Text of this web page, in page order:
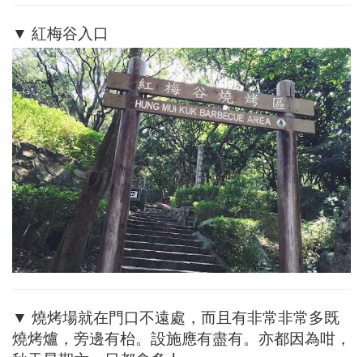
▼ 紅梅谷入口
▼ 燒烤場就在門口不遠處，而且有非常非常多既
燒烤爐，旁邊有枱。設施應有盡有。亦都因為咁，